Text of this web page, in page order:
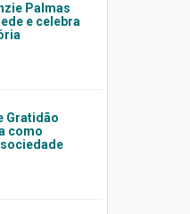
Palmas
e celebra
Gratidão
como